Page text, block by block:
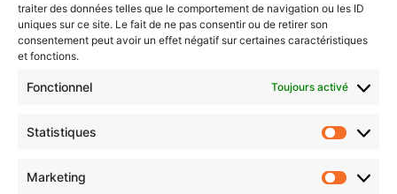
traiter des données telles que le comportement de navigation ou les ID
uniques sur ce site. Le fait de ne pas consentir ou de retirer son
consentement peut avoir un effet négatif sur certaines caractéristiques
et fonctions.
Fonctionnel Toujours activé
Statistiques
Marketing
Choisissez : matin, soir ou hebdo ?
votre